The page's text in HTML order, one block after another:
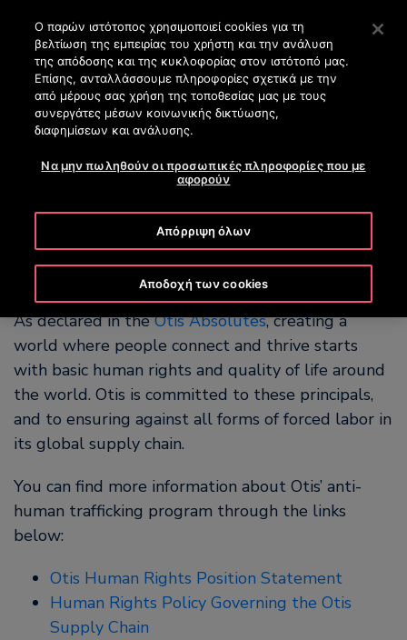
Πατήστε Enter για μετάβαση στο Κυρίως περιεχόμενο
ΑΝΑΖΉΤΗΣΗ
Human Rights in the
supply chain
As declared in theOtis Absolutes, creating a
world where people connect and thrive starts
with basic human rights and quality of life around
the world. Otis is committed to these principals,
and to ensuring against all forms of forced labor in
its global supply chain.
You can find more information about Otis’ anti-
human trafficking program through the links
below:
Otis Human Rights Position Statement
Human Rights Policy Governing the Otis
Supply Chain
Ο παρών ιστότοπος χρησιμοποιεί cookies για τη
βελτίωση της εμπειρίας του χρήστη και την ανάλυση
της απόδοσης και της κυκλοφορίας στον ιστότοπό μας.
Επίσης, ανταλλάσσουμε πληροφορίες σχετικά με την
από μέρους σας χρήση της τοποθεσίας μας με τους
συνεργάτες μέσων κοινωνικής δικτύωσης,
διαφημίσεων και ανάλυσης.
Να μην πωληθούν οι προσωπικές πληροφορίες που με
αφορούν
Απόρριψη όλων
Αποδοχή των cookies